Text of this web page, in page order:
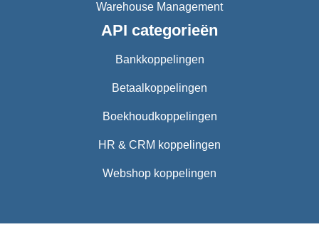
Warehouse Management
API categorieën
Bankkoppelingen
Betaalkoppelingen
Boekhoudkoppelingen
HR & CRM koppelingen
Webshop koppelingen